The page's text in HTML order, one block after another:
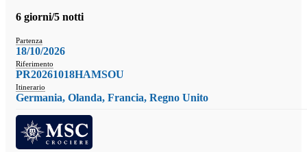
6 giorni/5 notti
Partenza
18/10/2026
Riferimento
PR20261018HAMSOU
Itinerario
Germania, Olanda, Francia, Regno Unito